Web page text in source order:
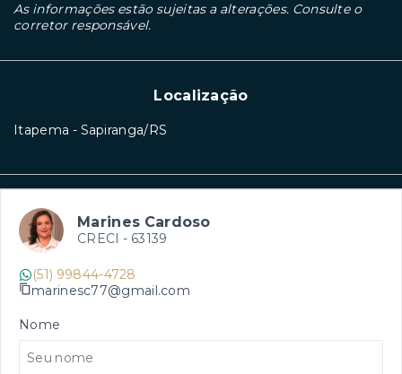
As informações estão sujeitas a alterações. Consulte o
corretor responsável.
Localização
Itapema - Sapiranga/RS
Marines Cardoso
CRECI - 63139
(51) 99844-4728
marinesc77@gmail.com
Nome